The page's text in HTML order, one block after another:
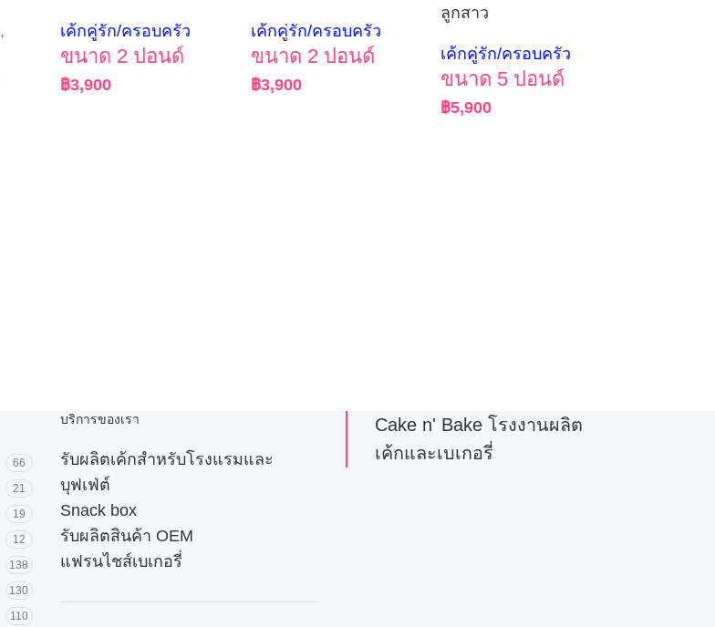
,
เค้กคู่รัก/ครอบครัว
ขนาด 2 ปอนด์
฿3,900
เค้กคู่รัก/ครอบครัว
ขนาด 2 ปอนด์
฿3,900
ลูกสาว
เค้กคู่รัก/ครอบครัว
ขนาด 5 ปอนด์
฿5,900
66
21
19
12
138
130
110
บริการของเรา
รับผลิตเค้กสำหรับโรงแรมและ
บุฟเฟ่ต์
Snack box
รับผลิตสินค้า OEM
แฟรนไชส์เบเกอรี่
Cake n' Bake โรงงานผลิต
เค้กและเบเกอรี่